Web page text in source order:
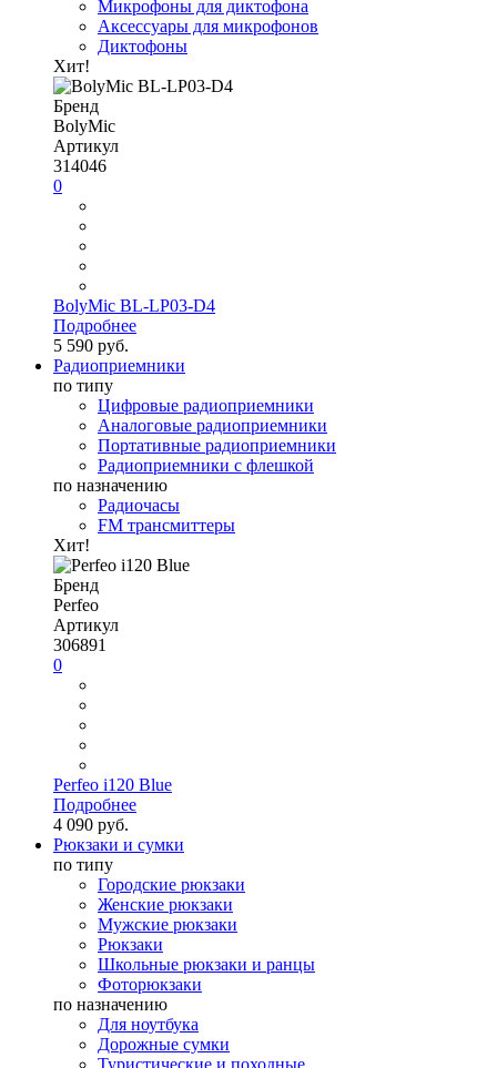
Микрофоны для диктофона
Аксессуары для микрофонов
Диктофоны
Хит!
Бренд
BolyMic
Артикул
314046
0
BolyMic BL-LP03-D4
Подробнее
5 590 руб.
Радиоприемники
по типу
Цифровые радиоприемники
Аналоговые радиоприемники
Портативные радиоприемники
Радиоприемники с флешкой
по назначению
Радиочасы
FM трансмиттеры
Хит!
Бренд
Perfeo
Артикул
306891
0
Perfeo i120 Blue
Подробнее
4 090 руб.
Рюкзаки и сумки
по типу
Городские рюкзаки
Женские рюкзаки
Мужские рюкзаки
Рюкзаки
Школьные рюкзаки и ранцы
Фоторюкзаки
по назначению
Для ноутбука
Дорожные сумки
Туристические и походные